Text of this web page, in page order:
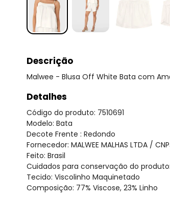
Descrição
Malwee - Blusa Off White Bata com
Detalhes
Código do produto: 7510691
Modelo: Bata
Decote Frente : Redondo
Fornecedor: MALWEE MALHAS LTDA /
Feito: Brasil
Cuidados para conservação do
Tecido: Viscolinho Maquinetado
Composição: 77% Viscose, 23% Linho